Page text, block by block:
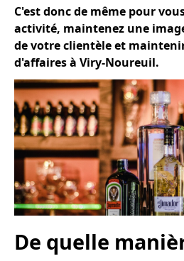
C'est donc de même pour
activité, maintenez une
de votre clientèle et
d'affaires à Viry-Noureuil.
De quelle